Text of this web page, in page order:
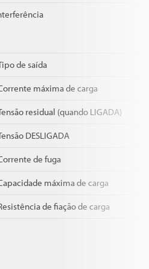
de saída
máxima de carga
residual (quando LIGADA)
DESLIGADA
de fuga
máxima de carga
de fiação de carga